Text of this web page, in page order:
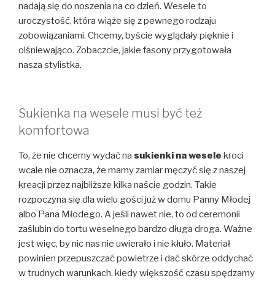
nadają się do noszenia na co dzień. Wesele to
uroczystość, która wiąże się z pewnego rodzaju
zobowiązaniami. Chcemy, byście wyglądały pięknie i
olśniewająco. Zobaczcie, jakie fasony przygotowała
nasza stylistka.
Sukienka na wesele musi być też
komfortowa
To, że nie chcemy wydać na sukienki na wesele kroci
wcale nie oznacza, że mamy zamiar męczyć się z naszej
kreacji przez najbliższe kilka naście godzin. Takie
rozpoczyna się dla wielu gości już w domu Panny Młodej
albo Pana Młodego. A jeśli nawet nie, to od ceremonii
zaślubin do tortu weselnego bardzo długa droga. Ważne
jest więc, by nic nas nie uwierało i nie kłuło. Materiał
powinien przepuszczać powietrze i dać skórze oddychać
w trudnych warunkach, kiedy większość czasu spędzamy